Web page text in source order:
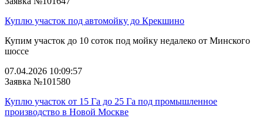
Куплю участок под автомойку до Крекшино
Купим участок до 10 соток под мойку недалеко от Минского
шоссе
07.04.2026 10:09:57
Заявка №101580
Куплю участок от 15 Га до 25 Га под промышленное
производство в Новой Москве